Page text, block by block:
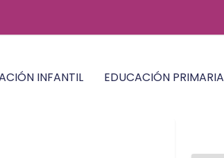
INFANTIL EDUCACIÓN PRIMARIA